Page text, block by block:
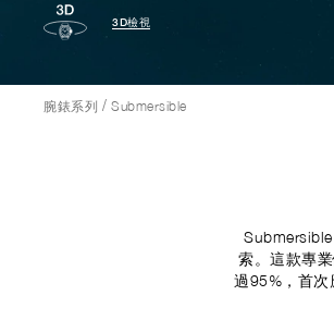
3D檢視
腕錶系列 / Submersible
索。這款專
過95%，首